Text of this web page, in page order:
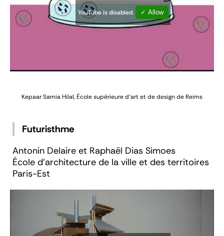
YouTube is disabled. ✓ Allow
KepaarSamia Hilal, École supérieure d’art et de design de Reims
Futuristhme
Antonin Delaire et Raphaël Dias Simoes
École d’architecture de la ville et des territoires
Paris-Est